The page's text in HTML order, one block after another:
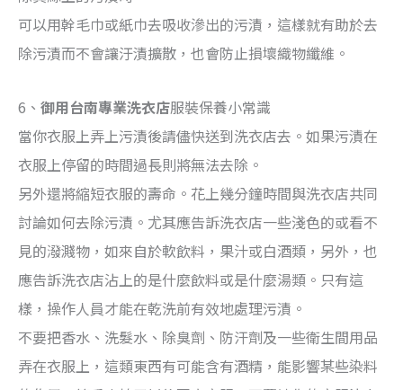
可以用幹毛巾或紙巾去吸收滲出的污漬，這樣就有助於去
除污漬而不會讓汙漬擴散，也會防止損壞織物纖維。
6、 御用台南專業洗衣店服裝保養小常識
當你衣服上弄上污漬後請儘快送到洗衣店去。如果污漬在
衣服上停留的時間過長則將無法去除。
另外還將縮短衣服的壽命。花上幾分鐘時間與洗衣店共同
討論如何去除污漬。尤其應告訴洗衣店一些淺色的或看不
見的潑濺物，如來自於軟飲料，果汁或白酒類，另外，也
應告訴洗衣店沾上的是什麼飲料或是什麼湯類。只有這
樣，操作人員才能在乾洗前有效地處理污漬。
不要把香水、洗髮水、除臭劑、防汗劑及一些衛生間用品
弄在衣服上，這類東西有可能含有酒精，能影響某些染料